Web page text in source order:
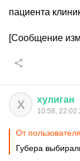
пациента
[Сообщение
Х хулиган
10:58,
От пользователя
Губера